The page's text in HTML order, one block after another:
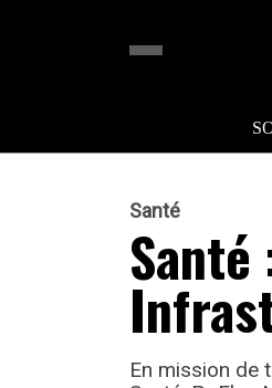
Santé
Santé
En mission de